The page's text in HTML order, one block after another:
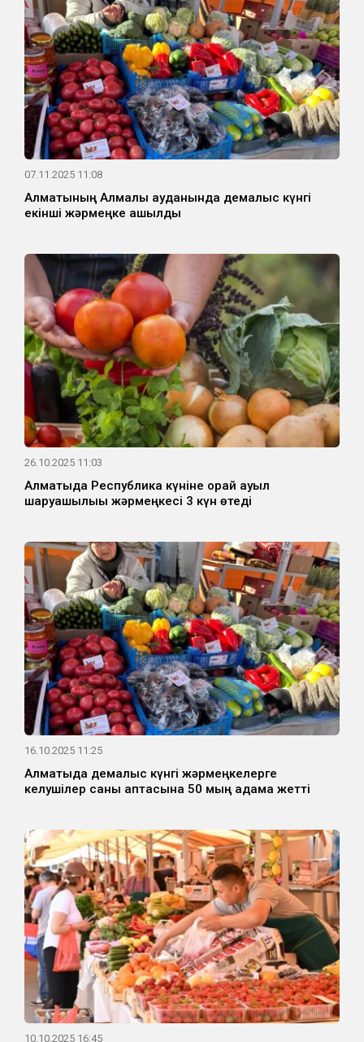
07.11.2025 11:08
Алматының Алмалы ауданында демалыс күнгі
екінші жәрмеңке ашылды
26.10.2025 11:03
Алматыда Республика күніне орай ауыл
шаруашылығы жәрмеңкесі 3 күн өтеді
16.10.2025 11:25
Алматыда демалыс күнгі жәрмеңкелерге
келушілер саны аптасына 50 мың адамға жетті
10.10.2025 16:45